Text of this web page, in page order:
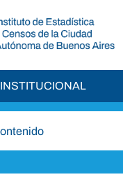
INSTITUCIONAL